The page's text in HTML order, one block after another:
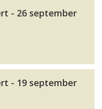
- 26 september
- 19 september